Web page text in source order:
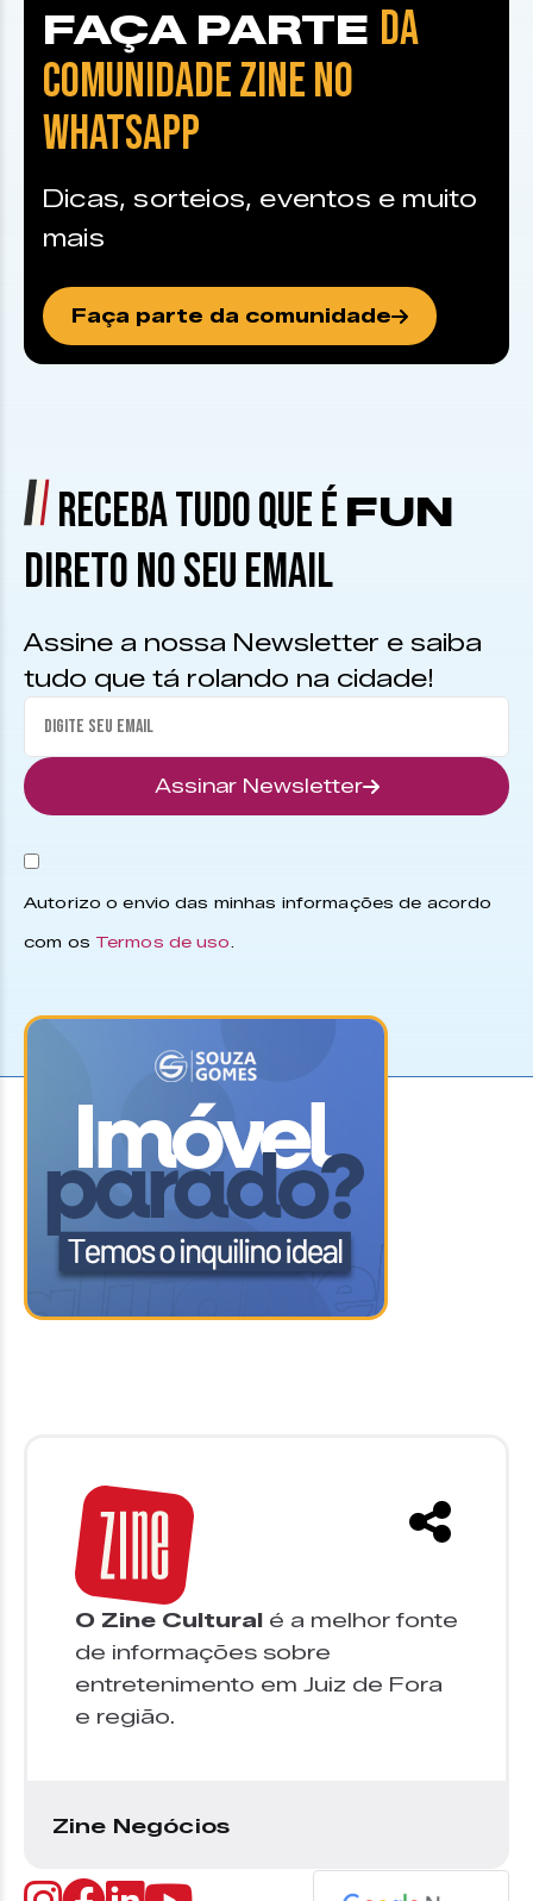
FAÇA PARTE DA
COMUNIDADE ZINE NO
WHATSAPP
Dicas, sorteios, eventos e muito
mais
Faça parte da comunidade
RECEBA TUDO QUE É FUN
DIRETO NO SEU EMAIL
Assine a nossa Newsletter e saiba
tudo que tá rolando na cidade!
Assinar Newsletter
Autorizo o envio das minhas informações de acordo
com os Termos de uso.
O Zine Cultural é a melhor fonte
de informações sobre
entretenimento em Juiz de Fora
e região.
Zine Negócios